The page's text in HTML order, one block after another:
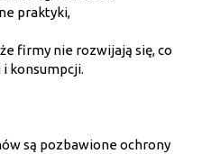
praktyki,
firmy nie rozwijają się, co
konsumpcji.
są pozbawione ochrony